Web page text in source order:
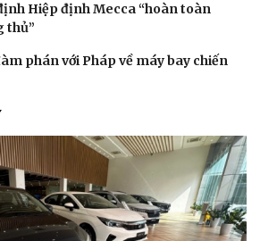
Hiệp định Mecca “hoàn toàn
thủ”
phán với Pháp về máy bay chiến